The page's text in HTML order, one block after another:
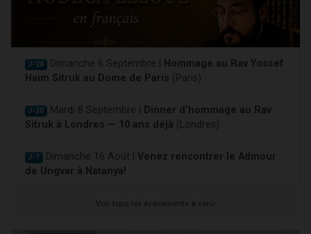
J-28 Dimanche 6 Septembre |
Hommage au Rav Yossef
Haim Sitruk au Dome de Paris (Paris)
J-30 Mardi 8 Septembre |
Dinner d'hommage au Rav
Sitruk à Londres — 10 ans déjà (Londres)
J-7 Dimanche 16 Août | Venez rencontrer le Admour
de Ungvar à Natanya!
Voir tous les événements à venir